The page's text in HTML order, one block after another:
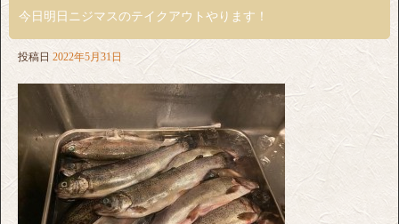
今日明日ニジマスのテイクアウトやります！
投稿日 2022年5月31日